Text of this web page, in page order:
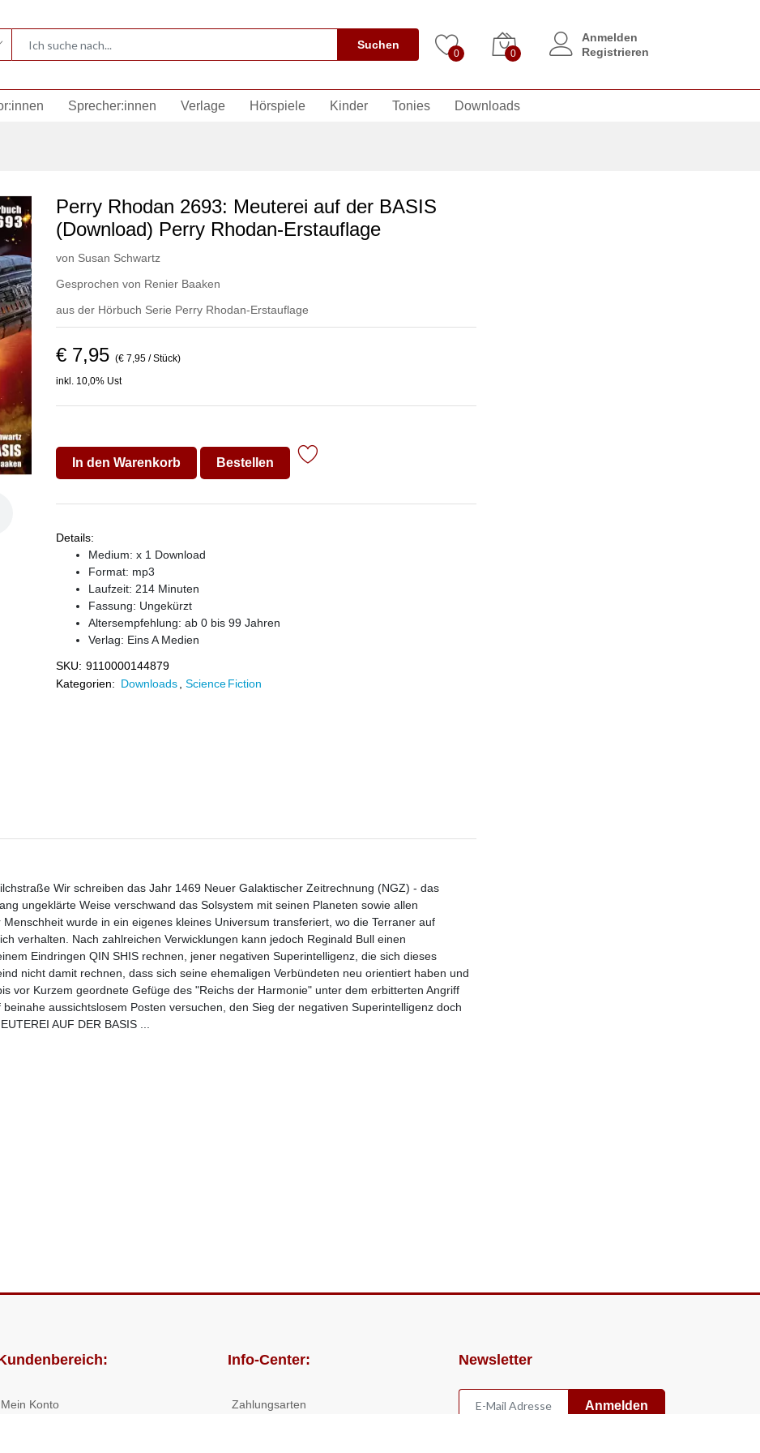
Suchen
0 0
Anmelden
Registrieren
Sprecher:innen Verlage Hörspiele Kinder Tonies Downloads
Perry Rhodan 2693: Meuterei auf der BASIS
(Download) Perry Rhodan-Erstauflage
von Susan Schwartz
Gesprochen von Renier Baaken
aus der Hörbuch Serie Perry Rhodan-Erstauflage
€ 7,95 (€ 7,95 / Stück)
inkl. 10,0% Ust
In den Warenkorb Bestellen
Details:
Medium: x 1 Download
Format: mp3
Laufzeit: 214 Minuten
Fassung: Ungekürzt
Altersempfehlung: ab 0 bis 99 Jahren
Verlag: Eins A Medien
SKU: 9110000144879
Kategorien: Downloads Science Fiction
Wir schreiben das Jahr 1469 Neuer Galaktischer Zeitrechnung (NGZ) - das
ungeklärte Weise verschwand das Solsystem mit seinen Planeten sowie allen
wurde in ein eigenes kleines Universum transferiert, wo die Terraner auf
verhalten. Nach zahlreichen Verwicklungen kann jedoch Reginald Bull einen
Eindringen QIN SHIS rechnen, jener negativen Superintelligenz, die sich dieses
nicht damit rechnen, dass sich seine ehemaligen Verbündeten neu orientiert haben und
vor Kurzem geordnete Gefüge des "Reichs der Harmonie" unter dem erbitterten Angriff
aussichtslosem Posten versuchen, den Sieg der negativen Superintelligenz doch
AUF DER BASIS ...
Mein Konto
Info-Center:
Zahlungsarten
Newsletter
Anmelden